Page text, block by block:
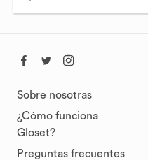
Sobre nosotras
¿Cómo funciona
Gloset?
Preguntas frecuentes